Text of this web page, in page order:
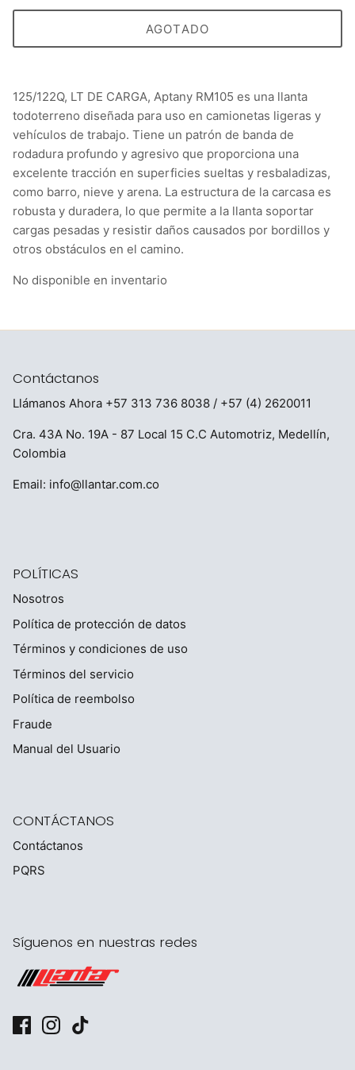
AGOTADO
125/122Q, LT DE CARGA, Aptany RM105 es una llanta
todoterreno diseñada para uso en camionetas ligeras y
vehículos de trabajo. Tiene un patrón de banda de
rodadura profundo y agresivo que proporciona una
excelente tracción en superficies sueltas y resbaladizas,
como barro, nieve y arena. La estructura de la carcasa es
robusta y duradera, lo que permite a la llanta soportar
cargas pesadas y resistir daños causados por bordillos y
otros obstáculos en el camino.
No disponible en inventario
Contáctanos
Llámanos Ahora +57 313 736 8038 / +57 (4) 2620011
Cra. 43A No. 19A - 87 Local 15 C.C Automotriz, Medellín,
Colombia
Email: info@llantar.com.co
POLÍTICAS
Nosotros
Política de protección de datos
Términos y condiciones de uso
Términos del servicio
Política de reembolso
Fraude
Manual del Usuario
CONTÁCTANOS
Contáctanos
PQRS
Síguenos en nuestras redes